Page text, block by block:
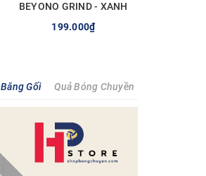
BEYONO GRIND - XANH
NGỌC
199.000₫
Băng Gối
Quả Bóng Chuyền